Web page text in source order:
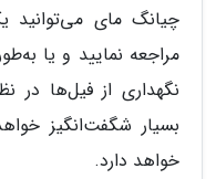
چیانگ مای می‌توانید
مراجعه نمایید و یا
نگهداری از فیل‌ها در
بسیار شگفت‌انگیز
خواهد دارد.